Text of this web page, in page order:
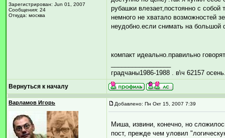
Зарегистрирован: Jun 01, 2007
Сообщения: 24
Откуда: москва
рубашки влезает,постоянно с
немного не хватало возможностей
неудобно.если снимать на
компакт идеально.правильно
градчаны1986-1988 . в\ч 62157
Вернуться к началу
Варламов Игорь Добавлено: Пн Окт 15, 2007 7:39
Миша, извини, конечно, но
пост, прежде чем уловил